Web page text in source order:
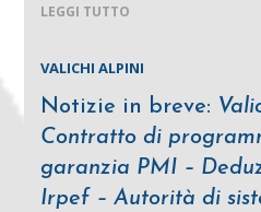
LEGGI TUTTO
VALICHI ALPINI
Notizie in breve:
Contratto di
garanzia PMI –
Irpef – Autorità di